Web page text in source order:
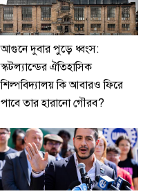
আগুনে দুবার পুড়ে ধ্বংস:
স্কটল্যান্ডের ঐতিহাসিক
শিল্পবিদ্যালয় কি আবারও ফিরে
পাবে তার হারানো গৌরব?